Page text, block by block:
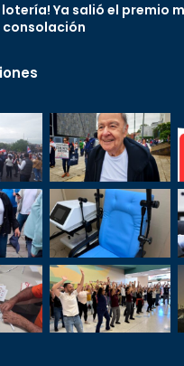
lotería! Ya salió el premio